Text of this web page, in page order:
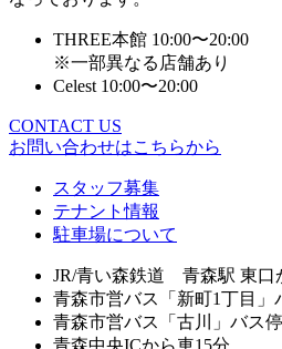
THREE本館 10:00〜20:00
※一部異なる店舗あり
Celest 10:00〜20:00
CONTACT US
お問い合わせはこちらから
スタッフ募集
テナント情報
駐車場について
JR/青い森鉄道 青森駅 東口
青森市営バス「新町1丁目」
青森市営バス「古川」バス
青森中央ICから車15分